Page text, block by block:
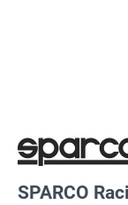
SPARCO